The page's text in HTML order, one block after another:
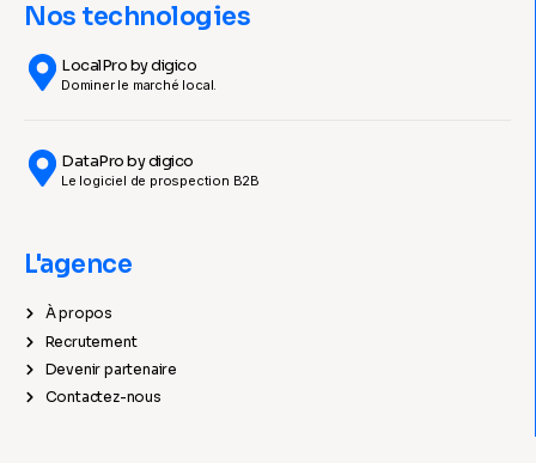
Nos technologies
LocalPro by digico
Dominer le marché local.
DataPro by digico
Le logiciel de prospection B2B
L'agence
À propos
Recrutement
Devenir partenaire
Contactez-nous